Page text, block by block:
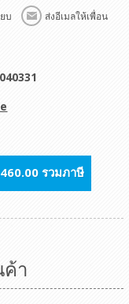
บ ส่งอีเมลให้เพื่อน
รวมภาษี
า